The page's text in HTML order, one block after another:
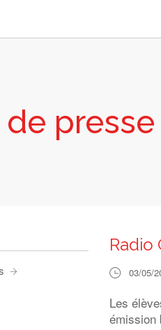
de presse
Radio
03/05/
Les
émission